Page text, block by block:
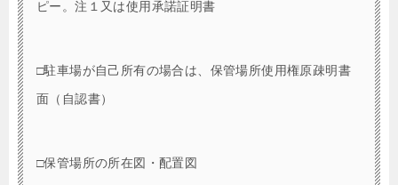
ピー。注１又は使用承諾証明書
□駐車場が自己所有の場合は、保管場所使用権原疎明書
面（自認書）
□保管場所の所在図・配置図